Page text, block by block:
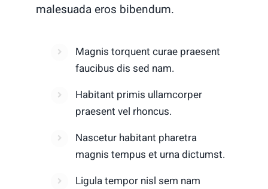
malesuada eros bibendum.
Magnis torquent curae praesent
faucibus dis sed nam.
Habitant primis ullamcorper
praesent vel rhoncus.
Nascetur habitant pharetra
magnis tempus et urna dictumst.
Ligula tempor nisl sem nam